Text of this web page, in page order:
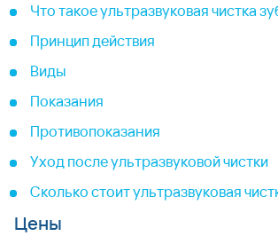
Что такое ультразвуковая чистка
Принцип действия
Виды
Показания
Противопоказания
Уход после ультразвуковой чистки
Сколько стоит ультразвуковая
Цены